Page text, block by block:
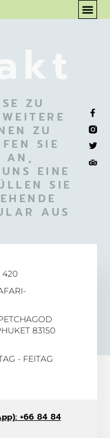
ZU
ZU
SIE
AN,
EINE
SIE
AUS
420
83150
- FEITAG
+66 84 84